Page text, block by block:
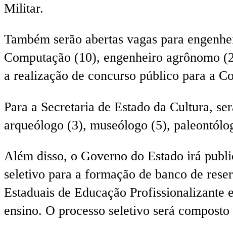
Militar.
Também serão abertas vagas para
Computação (10), engenheiro agrônomo
a realização de concurso público para a
Para a Secretaria de Estado da Cultura,
arqueólogo (3), museólogo (5),
Além disso, o Governo do Estado irá
seletivo para a formação de banco de
Estaduais de Educação Profissionalizante
ensino. O processo seletivo será